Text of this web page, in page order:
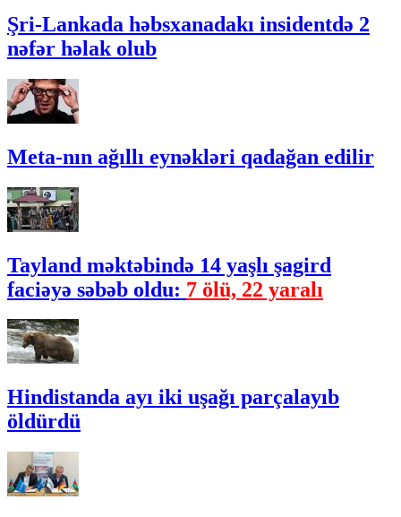
Şri-Lankada həbsxanadakı insidentdə 2
nəfər həlak olub
Meta-nın ağıllı eynəkləri qadağan edilir
Tayland məktəbində 14 yaşlı şagird
faciəyə səbəb oldu: 7 ölü, 22 yaralı
Hindistanda ayı iki uşağı parçalayıb
öldürdü